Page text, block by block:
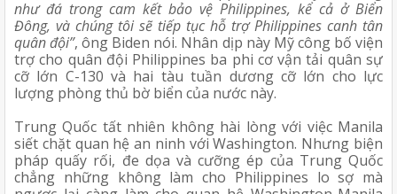
như đá trong cam kết bảo vệ Philippines, kể cả ở Biển
Đông, và chúng tôi sẽ tiếp tục hỗ trợ Philippines canh tân
quân đội”, ông Biden nói. Nhân dịp này Mỹ công bố viện
trợ cho quân đội Philippines ba phi cơ vận tải quân sự
cỡ lớn C-130 và hai tàu tuần dương cỡ lớn cho lực
lượng phòng thủ bờ biển của nước này.
Trung Quốc tất nhiên không hài lòng với việc Manila
siết chặt quan hệ an ninh với Washington. Nhưng biện
pháp quấy rối, đe dọa và cưỡng ép của Trung Quốc
chẳng những không làm cho Philippines lo sợ mà